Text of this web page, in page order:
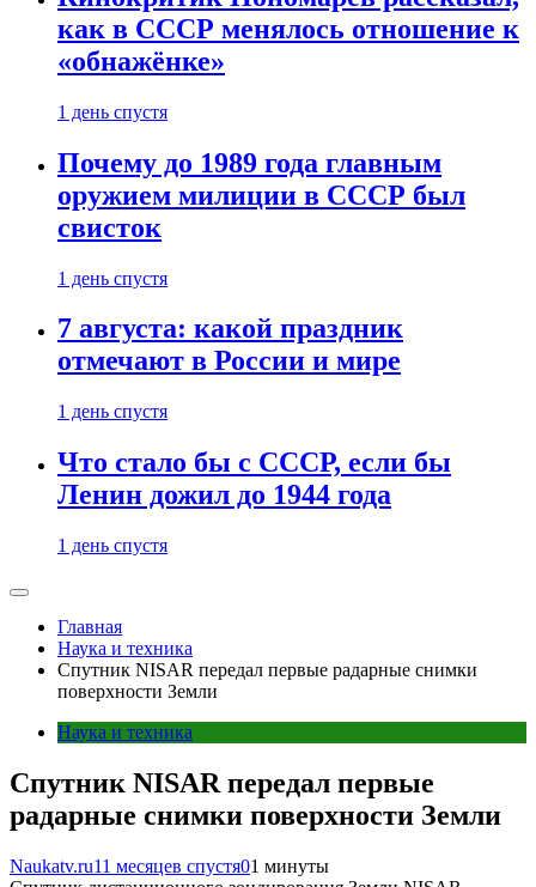
как в СССР менялось отношение к
«обнажёнке»
1 день спустя
Почему до 1989 года главным
оружием милиции в СССР был
свисток
1 день спустя
7 августа: какой праздник
отмечают в России и мире
1 день спустя
Что стало бы с СССР, если бы
Ленин дожил до 1944 года
1 день спустя
Главная
Наука и техника
Спутник NISAR передал первые радарные снимки
поверхности Земли
Наука и техника
Спутник NISAR передал первые
радарные снимки поверхности Земли
Naukatv.ru11 месяцев спустя01 минуты